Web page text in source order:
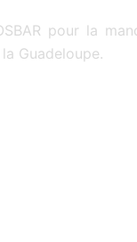
pour la
Guadeloupe.